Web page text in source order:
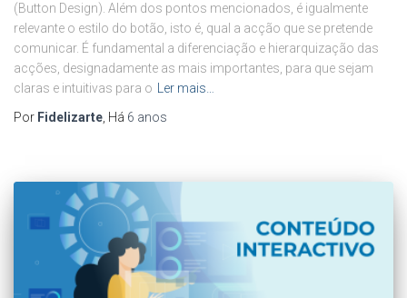
(Button Design). Além dos pontos mencionados, é igualmente
relevante o estilo do botão, isto é, qual a acção que se pretende
comunicar. É fundamental a diferenciação e hierarquização das
acções, designadamente as mais importantes, para que sejam
claras e intuitivas para o Ler mais…
Por Fidelizarte, Há 6 anos